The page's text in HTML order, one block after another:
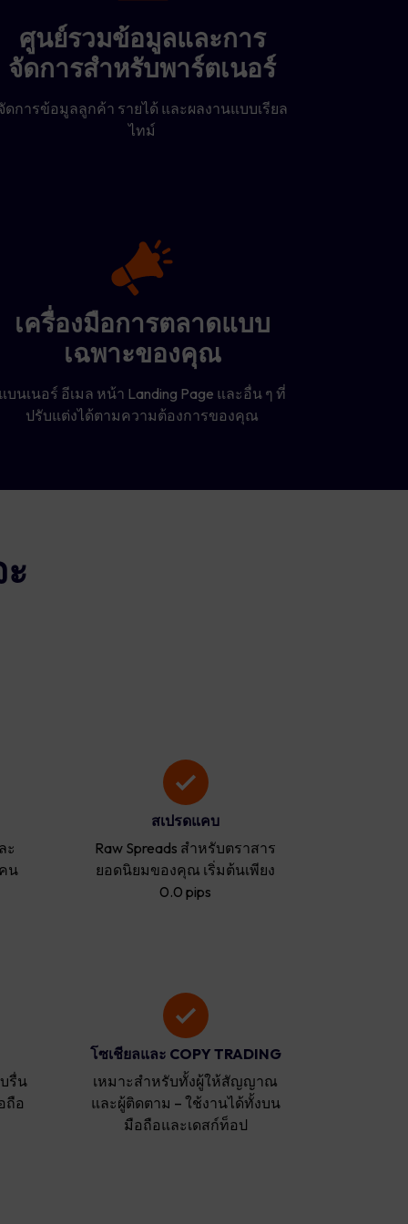
ศูนย์รวมข้อมูลและการ
จัดการสำหรับพาร์ตเนอร์
ดการข้อมูลลูกค้า รายได้ และผลงานแบบเรียล
ไทม์
เครื่องมือการตลาดแบบ
เฉพาะของคุณ
แบนเนอร์ อีเมล หน้า Landing Page และอื่น ๆ ที่
ปรับแต่งได้ตามความต้องการของคุณ
ะ
น
สเปรดแคบ
Raw Spreads สำหรับตราสาร
ยอดนิยมของคุณ เริ่มต้นเพียง
0.0 pips
รื่น
ถือ
โซเชียลและ COPY TRADING
เหมาะสำหรับทั้งผู้ให้สัญญาณ
และผู้ติดตาม – ใช้งานได้ทั้งบน
มือถือและเดสก์ท็อป